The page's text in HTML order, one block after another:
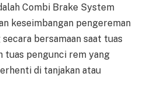
Combi Brake System
keseimbangan pengereman
bersamaan saat tuas
tuas pengunci rem yang
di tanjakan atau